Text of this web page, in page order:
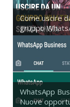
Come uscire
gruppo
WhatsApp
Nuove